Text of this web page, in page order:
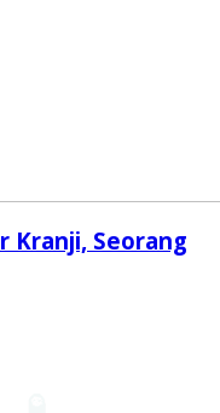
Kranji, Seorang